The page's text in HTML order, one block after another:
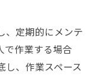
、定期的にメンテ
で作業する場合
し、作業スペース